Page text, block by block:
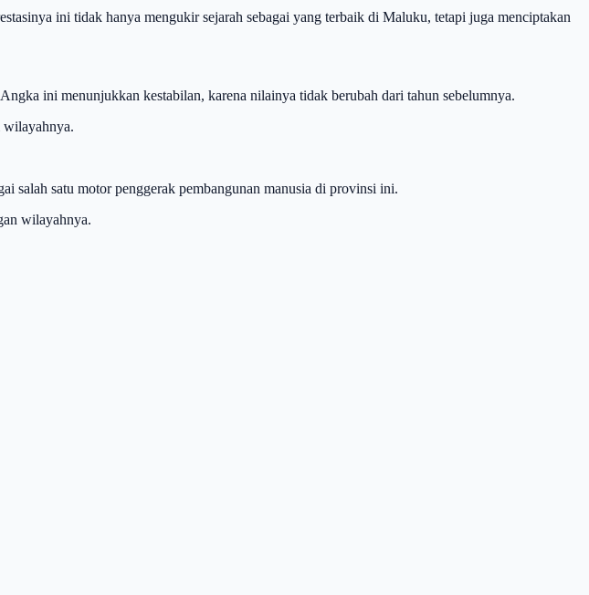
ini tidak hanya mengukir sejarah sebagai yang terbaik di Maluku, tetapi juga menciptakan
ini menunjukkan kestabilan, karena nilainya tidak berubah dari tahun sebelumnya.
wilayahnya.
salah satu motor penggerak pembangunan manusia di provinsi ini.
wilayahnya.